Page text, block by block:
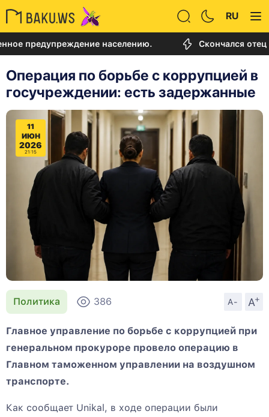
RU
предупреждение населению. Скончался отец
Операция по борьбе с коррупцией в
госучреждении: есть задержанные
11
ИЮН
2026
21:15
Политика 386 A- A
+
Главное управление по борьбе с коррупцией при
генеральном прокуроре провело операцию в
Главном таможенном управлении на воздушном
транспорте.
Как сообщает Unikal, в ходе операции были